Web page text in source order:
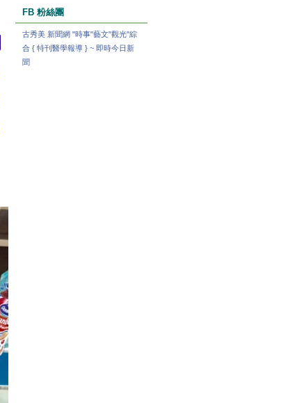
FB 粉絲團
古秀美 新聞網 "時事"藝文"觀光"綜
合 { 特刊醫學報導 } ~ 即時今日新
聞